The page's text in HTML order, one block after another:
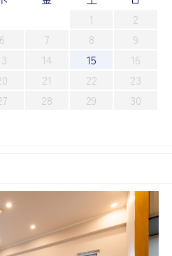
1
2
6 7 8
9
14 15
16
21 22
23
28 29
30
Next